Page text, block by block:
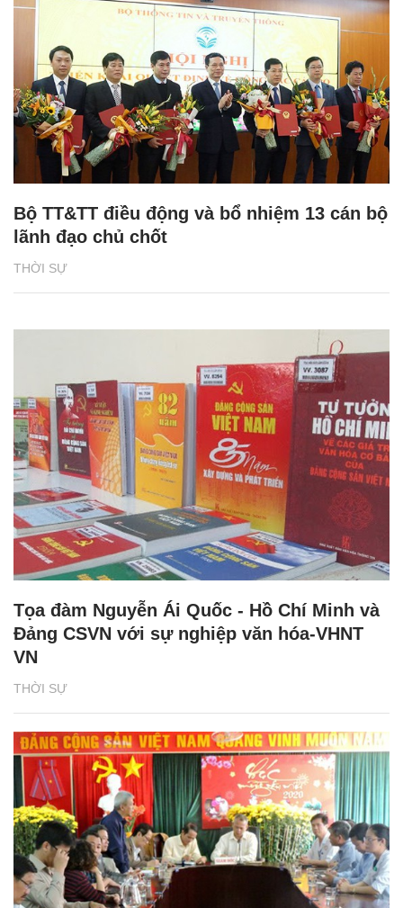
THỜI SỰ
Bộ TT&TT điều động và bổ nhiệm 13 cán bộ
lãnh đạo chủ chốt
THỜI SỰ
Tọa đàm Nguyễn Ái Quốc - Hồ Chí Minh và
Đảng CSVN với sự nghiệp văn hóa-VHNT
VN